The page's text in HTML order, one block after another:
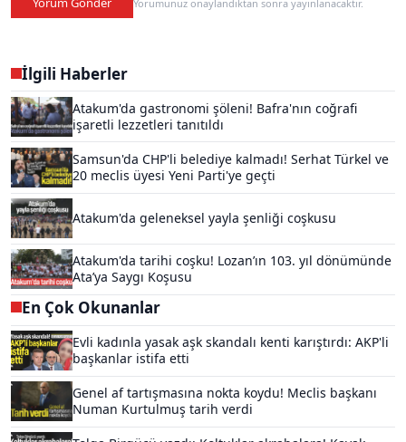
Yorumunuz onaylandıktan sonra yayınlanacaktır.
İlgili Haberler
Atakum'da gastronomi şöleni! Bafra'nın coğrafi
işaretli lezzetleri tanıtıldı
Samsun'da CHP'li belediye kalmadı! Serhat Türkel ve
20 meclis üyesi Yeni Parti'ye geçti
Atakum'da geleneksel yayla şenliği coşkusu
Atakum'da tarihi coşku! Lozan’ın 103. yıl dönümünde
Ata’ya Saygı Koşusu
En Çok Okunanlar
Evli kadınla yasak aşk skandalı kenti karıştırdı: AKP'li
başkanlar istifa etti
Genel af tartışmasına nokta koydu! Meclis başkanı
Numan Kurtulmuş tarih verdi